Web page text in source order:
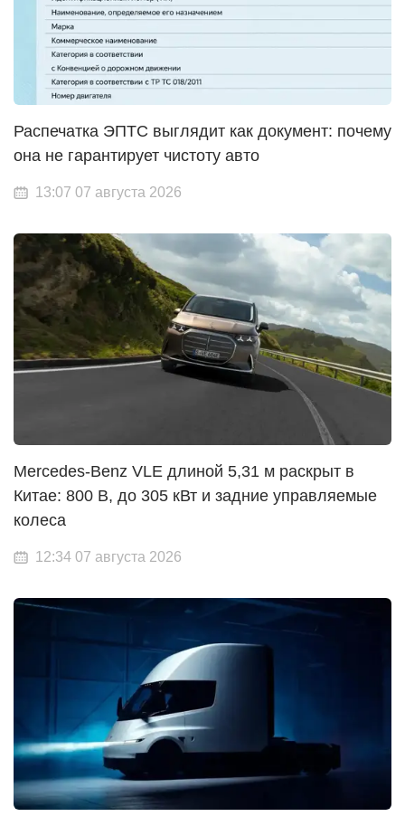
Распечатка ЭПТС выглядит как документ: почему
она не гарантирует чистоту авто
13:07 07 августа 2026
Mercedes-Benz VLE длиной 5,31 м раскрыт в
Китае: 800 В, до 305 кВт и задние управляемые
колеса
12:34 07 августа 2026